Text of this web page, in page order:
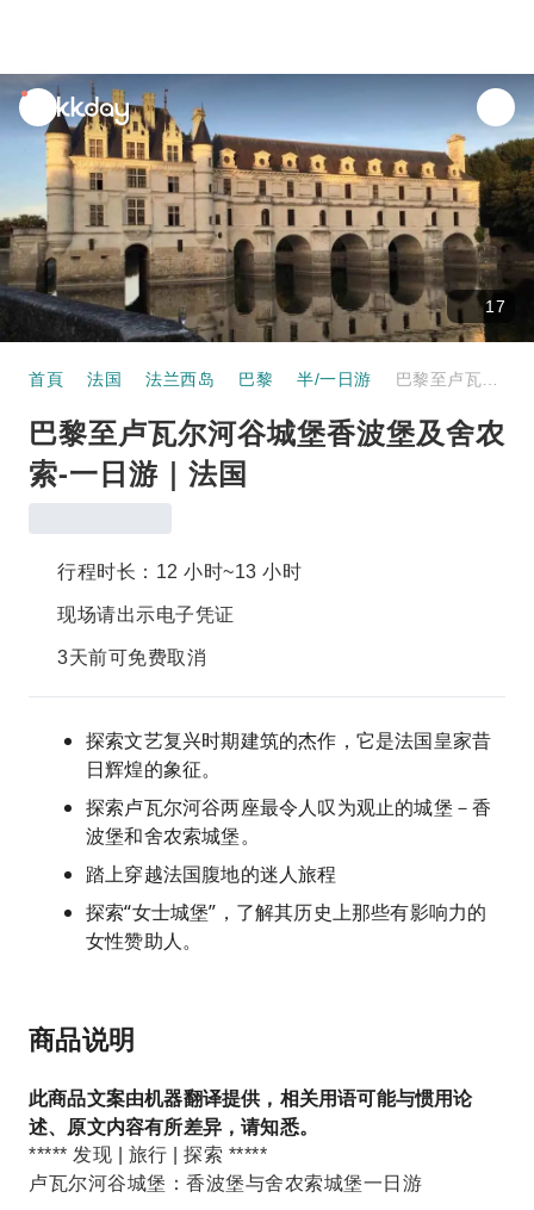
unread
notifications
17
首頁 法国 法兰西岛 巴黎 半/一日游
巴黎至卢瓦尔河谷城堡香波堡及舍农
索-一日游｜法国
行程时长：12 小时~13 小时
现场请出示电子凭证
3天前可免费取消
探索文艺复兴时期建筑的杰作，它是法国皇家昔
日辉煌的象征。
探索卢瓦尔河谷两座最令人叹为观止的城堡－香
波堡和舍农索城堡。
踏上穿越法国腹地的迷人旅程
探索“女士城堡”，了解其历史上那些有影响力的
女性赞助人。
商品说明
此商品文案由机器翻译提供，相关用语可能与惯用论
述、原文内容有所差异，请知悉。
***** 发现 | 旅行 | 探索 *****
卢瓦尔河谷城堡：香波堡与舍农索城堡一日游